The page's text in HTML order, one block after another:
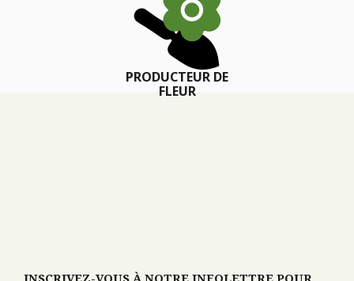
PRODUCTEUR DE
FLEUR
INSCRIVEZ-VOUS À NOTRE INFOLETTRE POUR